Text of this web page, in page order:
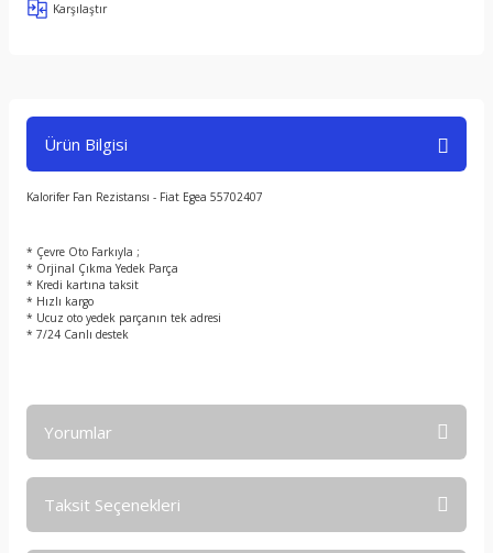
Karşılaştır
Ürün Bilgisi
Kalorifer Fan Rezistansı - Fiat Egea 55702407
* Çevre Oto Farkıyla ;
* Orjinal Çıkma Yedek Parça
* Kredi kartına taksit
* Hızlı kargo
* Ucuz oto yedek parçanın tek adresi
* 7/24 Canlı destek
Yorumlar
Taksit Seçenekleri